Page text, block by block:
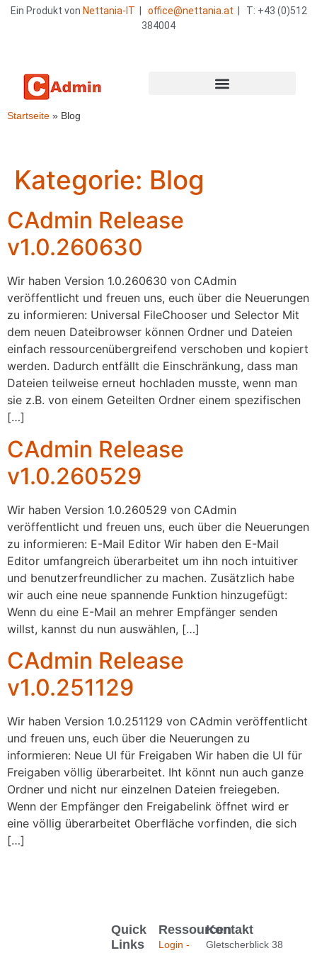
Ein Produkt von Nettania-IT office@nettania.at | T: +43 (0)512
384004
Startseite » Blog
Kategorie: Blog
CAdmin Release
v1.0.260630
Wir haben Version 1.0.260630 von CAdmin
veröffentlicht und freuen uns, euch über die Neuerungen
zu informieren: Universal FileChooser und Selector Mit
dem neuen Dateibrowser können Ordner und Dateien
einfach ressourcenübergreifend verschoben und kopiert
werden. Dadurch entfällt die Einschränkung, dass man
Dateien teilweise erneut hochladen musste, wenn man
sie z.B. von einem Geteilten Ordner einem spezifischen
[…]
CAdmin Release
v1.0.260529
Wir haben Version 1.0.260529 von CAdmin
veröffentlicht und freuen uns, euch über die Neuerungen
zu informieren: E-Mail Editor Wir haben den E-Mail
Editor umfangreich überarbeitet um ihn noch intuitiver
und benutzerfreundlicher zu machen. Zusätzlich habe
wir auch eine neue spannende Funktion hinzugefügt:
Wenn du eine E-Mail an mehrer Empfänger senden
willst, kannst du nun auswählen, […]
CAdmin Release
v1.0.251129
Wir haben Version 1.0.251129 von CAdmin veröffentlicht
und freuen uns, euch über die Neuerungen zu
informieren: Neue UI für Freigaben Wir haben die UI für
Freigaben völlig überarbeitet. Iht könnt nun auch ganze
Ordner und nicht nur einzelnen Dateien freiegeben.
Wenn der Empfänger den Freigabelink öffnet wird er
eine völlig überarbeitet Oberfläche vorfinden, die sich
[…]
Ressourcen
Login -
Quick
Links
Kontakt
Gletscherblick 38